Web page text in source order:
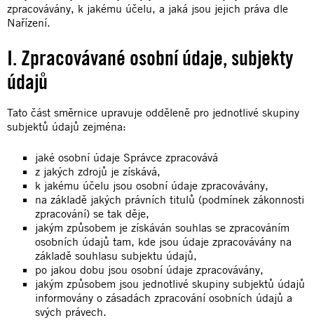
zpracovávány, k jakému účelu, a jaká jsou jejich práva dle
Nařízení.
I. Zpracovávané osobní údaje, subjekty
údajů
Tato část směrnice upravuje odděleně pro jednotlivé skupiny
subjektů údajů zejména:
jaké osobní údaje Správce zpracovává
z jakých zdrojů je získává,
k jakému účelu jsou osobní údaje zpracovávány,
na základě jakých právních titulů (podmínek zákonnosti
zpracování) se tak děje,
jakým způsobem je získáván souhlas se zpracováním
osobních údajů tam, kde jsou údaje zpracovávány na
základě souhlasu subjektu údajů,
po jakou dobu jsou osobní údaje zpracovávány,
jakým způsobem jsou jednotlivé skupiny subjektů údajů
informovány o zásadách zpracování osobních údajů a
svých právech.